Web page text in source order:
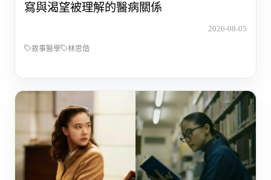
寫與渴望被理解的醫病關係
2026-08-05
敘事醫學 林思偕